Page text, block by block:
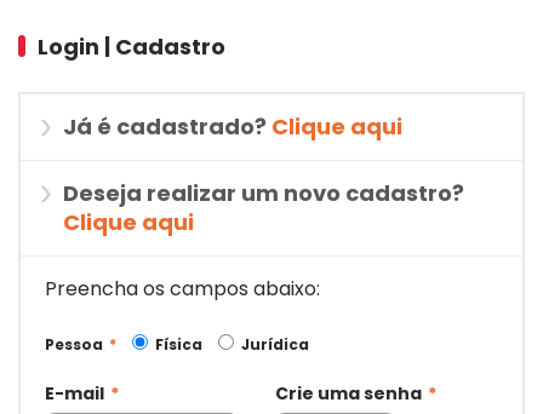
Login | Cadastro
Já é cadastrado? Clique aqui
Deseja realizar um novo cadastro?
Clique aqui
Preencha os campos abaixo:
Pessoa * Física Jurídica
E-mail * Crie uma senha *